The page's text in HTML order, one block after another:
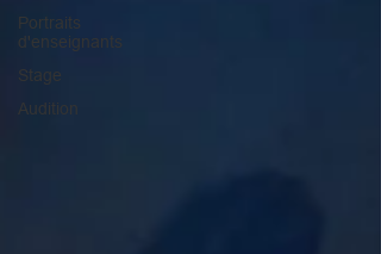
Portraits
d'enseignants
Stage
Audition